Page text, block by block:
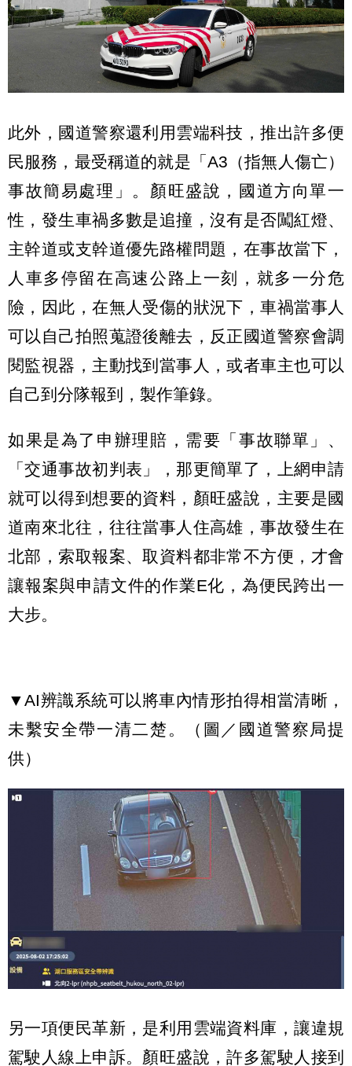
此外，國道警察還利用雲端科技，推出許多便
民服務，最受稱道的就是「A3（指無人傷亡）
事故簡易處理」。顏旺盛說，國道方向單一
性，發生車禍多數是追撞，沒有是否闖紅燈、
主幹道或支幹道優先路權問題，在事故當下，
人車多停留在高速公路上一刻，就多一分危
險，因此，在無人受傷的狀況下，車禍當事人
可以自己拍照蒐證後離去，反正國道警察會調
閱監視器，主動找到當事人，或者車主也可以
自己到分隊報到，製作筆錄。
如果是為了申辦理賠，需要「事故聯單」、
「交通事故初判表」，那更簡單了，上網申請
就可以得到想要的資料，顏旺盛說，主要是國
道南來北往，往往當事人住高雄，事故發生在
北部，索取報案、取資料都非常不方便，才會
讓報案與申請文件的作業E化，為便民跨出一
大步。
▼AI辨識系統可以將車內情形拍得相當清晰，
未繫安全帶一清二楚。（圖／國道警察局提
供）
另一項便民革新，是利用雲端資料庫，讓違規
駕駛人線上申訴。顏旺盛說，許多駕駛人接到